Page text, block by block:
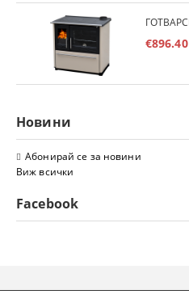
€896.40
Новини
Абонирай се за новини
Виж всички
Facebook